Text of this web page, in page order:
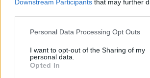
Downstream Participants that may further
Personal Data Processing Opt Outs
I want to opt-out of the Sharing of my
personal data.
Opted In
François Bayrou : qui est Elisabeth,
partage sa vie depuis plus de 50 ans ?